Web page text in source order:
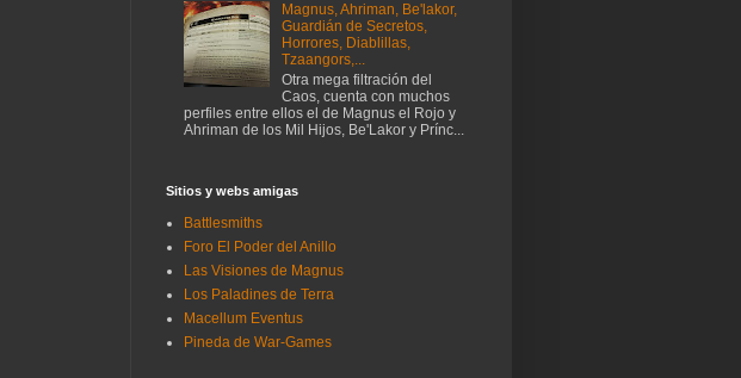
Magnus, Ahriman, Be'lakor,
Guardián de Secretos,
Horrores, Diablillas,
Tzaangors,...
Otra mega filtración del
Caos, cuenta con muchos
perfiles entre ellos el de Magnus el Rojo y
Ahriman de los Mil Hijos, Be'Lakor y Prínc...
Sitios y webs amigas
Battlesmiths
Foro El Poder del Anillo
Las Visiones de Magnus
Los Paladines de Terra
Macellum Eventus
Pineda de War-Games